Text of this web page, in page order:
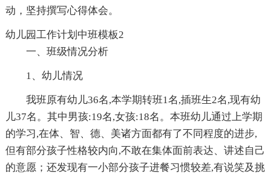
动，坚持撰写心得体会。
幼儿园工作计划中班模板2
一、班级情况分析
1、幼儿情况
我班原有幼儿36名,本学期转班1名,插班生2名,现有幼
儿37名。其中男孩:19名,女孩:18名。本班幼儿通过上学期
的学习,在体、智、德、美诸方面都有了不同程度的进步,
但有部分孩子性格较内向,不敢在集体面前表达、讲述自己
的意愿；还发现有一小部分孩子进餐习惯较差,有说笑及挑